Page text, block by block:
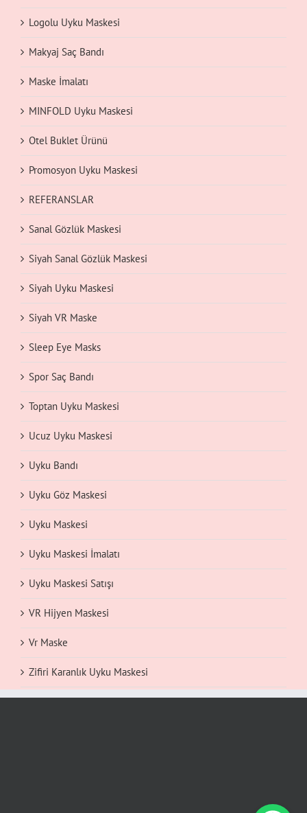
Logolu Uyku Maskesi
Makyaj Saç Bandı
Maske İmalatı
MINFOLD Uyku Maskesi
Otel Buklet Ürünü
Promosyon Uyku Maskesi
REFERANSLAR
Sanal Gözlük Maskesi
Siyah Sanal Gözlük Maskesi
Siyah Uyku Maskesi
Siyah VR Maske
Sleep Eye Masks
Spor Saç Bandı
Toptan Uyku Maskesi
Ucuz Uyku Maskesi
Uyku Bandı
Uyku Göz Maskesi
Uyku Maskesi
Uyku Maskesi İmalatı
Uyku Maskesi Satışı
VR Hijyen Maskesi
Vr Maske
Zifiri Karanlık Uyku Maskesi